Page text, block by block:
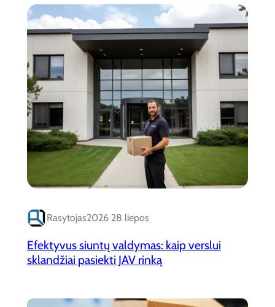
Rasytojas2026 28 liepos
Efektyvus siuntų valdymas: kaip verslui
sklandžiai pasiekti JAV rinką